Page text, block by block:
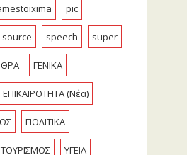
pic
source speech super
ΓΕΝΙΚΑ
ΕΠΙΚΑΙΡΟΤΗΤΑ (Νέα)
ΠΟΛΙΤΙΚΑ
ΤΟΥΡΙΣΜΟΣ ΥΓΕΙΑ